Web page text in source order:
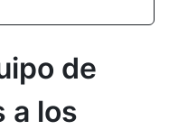
de
a los